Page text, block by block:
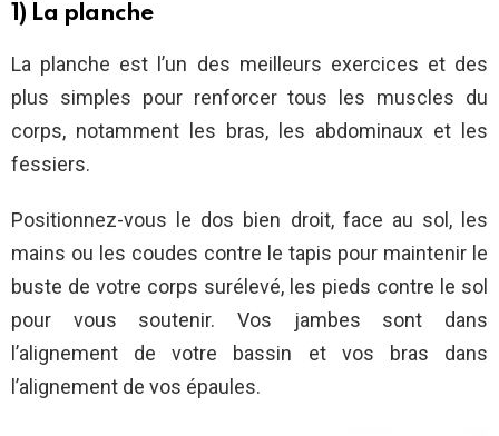
1) La planche
La planche est l’un des meilleurs exercices et des
plus simples pour renforcer tous les muscles du
corps, notamment les bras, les abdominaux et les
fessiers.
Positionnez-vous le dos bien droit, face au sol, les
mains ou les coudes contre le tapis pour maintenir le
buste de votre corps surélevé, les pieds contre le sol
pour vous soutenir. Vos jambes sont dans
l’alignement de votre bassin et vos bras dans
l’alignement de vos épaules.